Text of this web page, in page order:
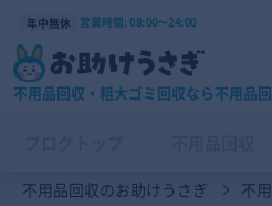
年中無休 営業時間: 08:00〜24:00
不用品回収・粗大ゴミ回収なら不用品
不用品回収のお助けうさぎ 不